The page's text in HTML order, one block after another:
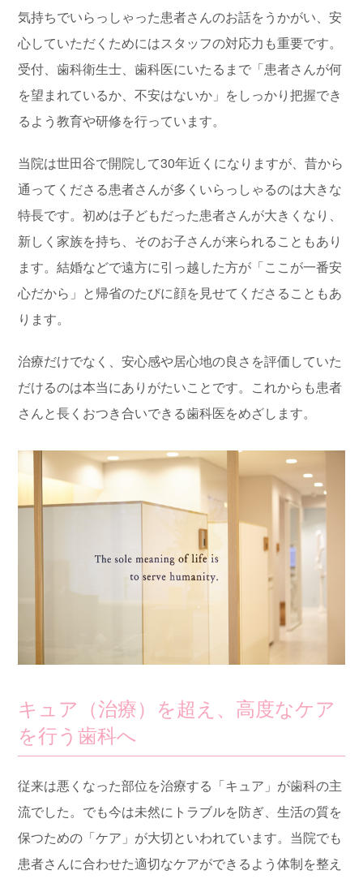
気持ちでいらっしゃった患者さんのお話をうかがい、安
心していただくためにはスタッフの対応力も重要です。
受付、歯科衛生士、歯科医にいたるまで「患者さんが何
を望まれているか、不安はないか」をしっかり把握でき
るよう教育や研修を行っています。
当院は世田谷で開院して30年近くになりますが、昔から
通ってくださる患者さんが多くいらっしゃるのは大きな
特長です。初めは子どもだった患者さんが大きくなり、
新しく家族を持ち、そのお子さんが来られることもあり
ます。結婚などで遠方に引っ越した方が「ここが一番安
心だから」と帰省のたびに顔を見せてくださることもあ
ります。
治療だけでなく、安心感や居心地の良さを評価していた
だけるのは本当にありがたいことです。これからも患者
さんと長くおつき合いできる歯科医をめざします。
キュア（治療）を超え、高度なケア
を行う歯科へ
従来は悪くなった部位を治療する「キュア」が歯科の主
流でした。でも今は未然にトラブルを防ぎ、生活の質を
保つための「ケア」が大切といわれています。当院でも
患者さんに合わせた適切なケアができるよう体制を整え